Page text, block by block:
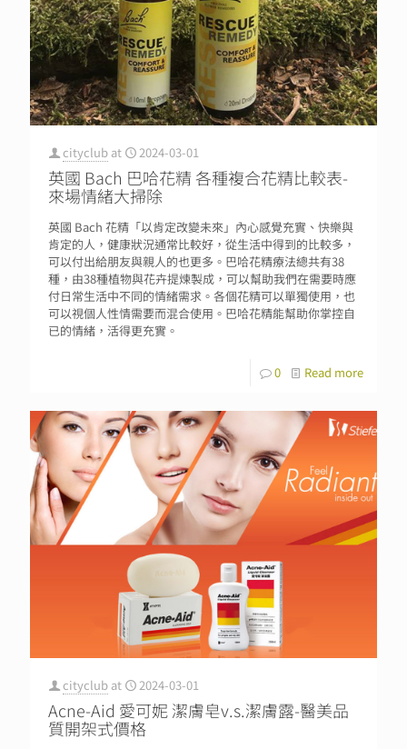
cityclub at 2024-03-01
英國 Bach 巴哈花精 各種複合花精比較表-
來場情緒大掃除
英國 Bach 花精「以肯定改變未來」內心感覺充實、快樂與
肯定的人，健康狀況通常比較好，從生活中得到的比較多，
可以付出給朋友與親人的也更多。巴哈花精療法總共有38
種，由38種植物與花卉提煉製成，可以幫助我們在需要時應
付日常生活中不同的情緒需求。各個花精可以單獨使用，也
可以視個人性情需要而混合使用。巴哈花精能幫助你掌控自
已的情緒，活得更充實。
0 Read more
cityclub at 2024-03-01
Acne-Aid 愛可妮 潔膚皂v.s.潔膚露-醫美品
質開架式價格